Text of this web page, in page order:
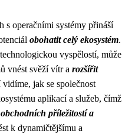
s operačními systémy přináší
obohatit celý ekosystém.
vyspělostí, může
vnést svěží vítr a rozšířit
vidíme, jak se společnost
aplikací a služeb, čímž
příležitostí a
k dynamičtějšímu a